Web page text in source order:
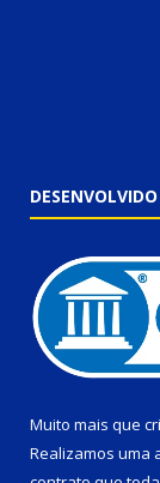
Muito mais que
Realizamos uma